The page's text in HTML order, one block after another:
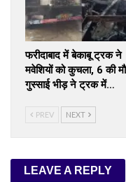
फरीदाबाद में बेकाबू ट्रक ने
मवेशियों को कुचला, 6 की
गुस्साई भीड़ ने ट्रक में…
PREV NEXT
LEAVE A REPLY